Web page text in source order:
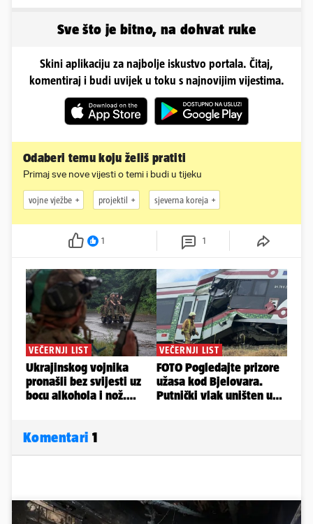
Sve što je bitno, na dohvat ruke
Skini aplikaciju za najbolje iskustvo portala. Čitaj,
komentiraj i budi uvijek u toku s najnovijim vijestima.
Odaberi temu koju želiš pratiti
Primaj sve nove vijesti o temi i budi u tijeku
vojne vježbe projektil sjeverna koreja
1 1
Komentari 1